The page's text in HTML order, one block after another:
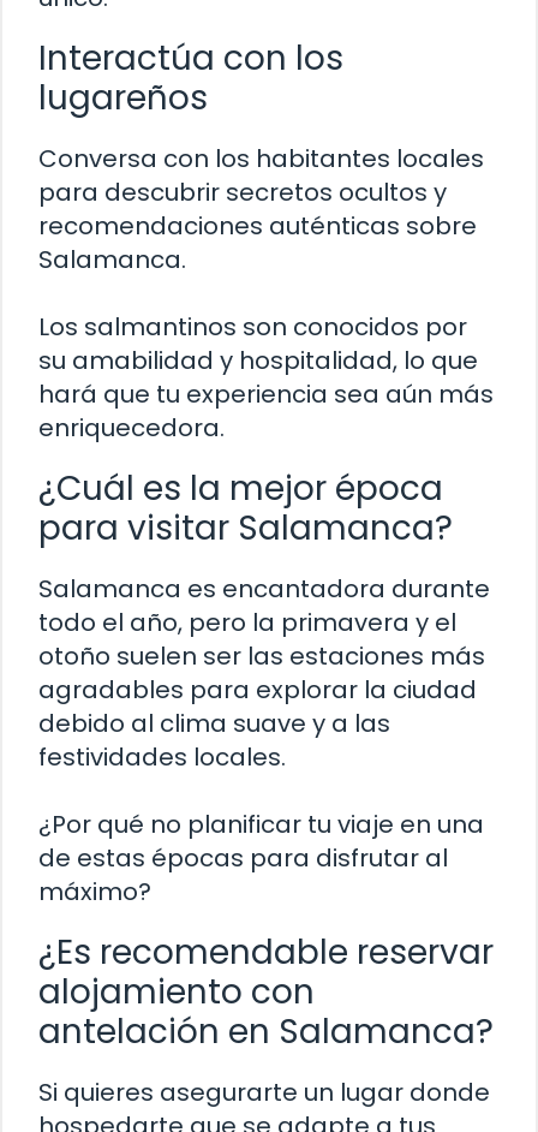
Interactúa con los
lugareños
Conversa con los habitantes locales
para descubrir secretos ocultos y
recomendaciones auténticas sobre
Salamanca.
Los salmantinos son conocidos por
su amabilidad y hospitalidad, lo que
hará que tu experiencia sea aún más
enriquecedora.
¿Cuál es la mejor época
para visitar Salamanca?
Salamanca es encantadora durante
todo el año, pero la primavera y el
otoño suelen ser las estaciones más
agradables para explorar la ciudad
debido al clima suave y a las
festividades locales.
¿Por qué no planificar tu viaje en una
de estas épocas para disfrutar al
máximo?
¿Es recomendable reservar
alojamiento con
antelación en Salamanca?
Si quieres asegurarte un lugar donde